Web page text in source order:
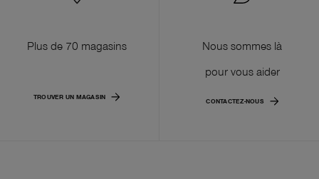
Plus de 70 magasins
TROUVER UN MAGASIN
Nous sommes là
pour vous aider
CONTACTEZ-NOUS